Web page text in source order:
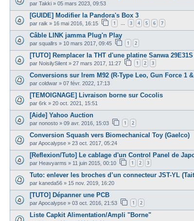
par Takki » 05 mars 2023, 09:53
[GUIDE] Modifier la Pandora's Box 3
par raik » 16 mai 2016, 16:15 1 … 3 4 5 6 7
Câble LINK jamma Plug'n Play
par squallrs » 10 mars 2017, 09:45 1 2
[TUTO] Remplacer la THT d'une platine Sanwa 29E31S
par NoisilySilent » 27 mars 2017, 11:27 1 2 3
Conversions sur Irem M92 (R-Type Leo, Gun Force 1
par coldwar » 07 févr. 2022, 17:13
[TEMOIGNAGE] Livraison borne sur Cocolis
par 6rk » 20 oct. 2021, 15:51
[Aide] Yahoo Auction
par nonosto » 09 avr. 2016, 15:03 1 2
Conversion Squash vers Biomechanical Toy (Gaelco)
parApocalypse » 23 oct. 2017, 05:24
[Reflexion/Tuto] Le cablage d'un Control Panel de
par Heavyarms » 11 juin 2015, 00:10 1 2 3
Tuto: enlever les broches d’un connecteur JST-YL
par kaneda56 » 15 nov. 2019, 16:20
[TUTO] Dépanner une PCB
parApocalypse » 03 oct. 2016, 21:53 1 2
Liste Capkit Alimentation/Ampli "Borne"